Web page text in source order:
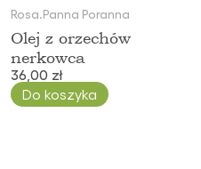
Rosa.Panna Poranna
Olej z orzechów
nerkowca
36,00 zł
Do koszyka